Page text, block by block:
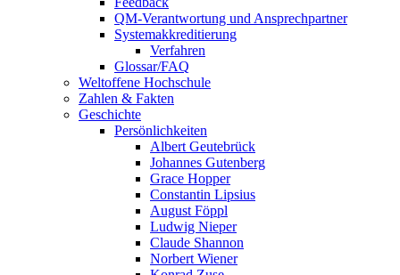
QM-Verantwortung und Ansprechpartner
Systemakkreditierung
Verfahren
Glossar/FAQ
Weltoffene Hochschule
Zahlen & Fakten
Geschichte
Persönlichkeiten
Albert Geutebrück
Johannes Gutenberg
Grace Hopper
Constantin Lipsius
August Föppl
Ludwig Nieper
Claude Shannon
Norbert Wiener